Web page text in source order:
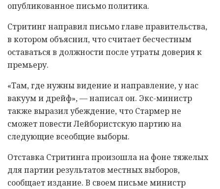
опубликованное письмо политика.
Стритинг направил письмо главе правительства,
в котором объяснил, что считает бесчестным
оставаться в должности после утраты доверия к
премьеру.
«Там, где нужны видение и направление, у нас
вакуум и дрейф», — написал он. Экс-министр
также выразил убеждение, что Стармер не
сможет повести Лейбористскую партию на
следующие всеобщие выборы.
Отставка Стритинга произошла на фоне тяжелых
для партии результатов местных выборов,
сообщает издание. В своем письме министр